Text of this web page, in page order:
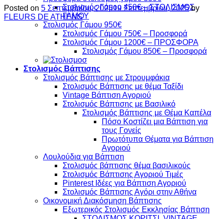
Στολισμός Γάμου 450€ – ΣΤΟΛΙΣΜΟΣ
ΓΑΜΟΥ
Στολισμός Γάμου 950€
Στολισμός Γάμου 750€ – Προσφορά
Στολισμός Γάμου 1200€ – ΠΡΟΣΦΟΡΑ
Στολισμός Γάμου 850€ – Προσφορά
Στολισμός Βάπτισης
Στολισμός Βάπτισης με Στρουμφάκια
Στολισμός Βάπτισης με θέμα Ταξίδι
Vintage Βάπτιση Αγοριού
Στολισμός Βάπτισης με Βασιλικό
Στολισμός Βάπτισης με Θέμα Καπέλα
Πόσο Κοστίζει μια Βάπτιση για
τους Γονείς
Πρωτότυπα Θέματα για Βάπτιση
Αγοριού
Λουλούδια για Βάπτιση
Στολισμός βάπτισης θέμα βασιλικούς
Στολισμός Βάπτισης Αγοριού Τιμές
Pinterest Ιδέες για Βάπτιση Αγοριού
Στολισμός Βάπτισης Αγόρι στην Αθήνα
Οικονομική Διακόσμηση Βάπτισης
Εξωτερικός Στολισμός Εκκλησίας Βάπτιση
Posted on 5 Σεπτεμβρίου, 202519 Σεπτεμβρίου, 2025 by
FLEURS DE ATHENS